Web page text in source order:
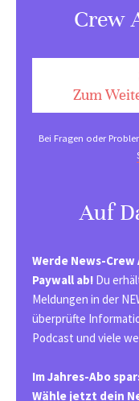
Crew
Zum
Bei Fragen oder
Auf
Werde News-
Paywall ab! Du
Meldungen in der
überprüfte
Podcast und viele
Im Jahres-Abo
Wähle jetzt dein